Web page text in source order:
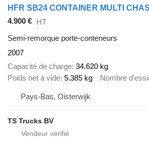
4.900 € HT
Semi-remorque porte-conteneurs
2007
Capacité de charge 34.620 kg
Poids net à vide 5.385 kg Nombre
Pays-Bas, Oisterwijk
TS Trucks BV